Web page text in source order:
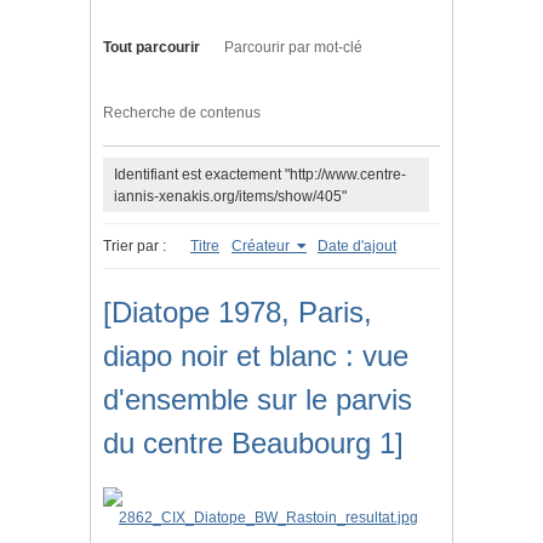
Tout parcourir Parcourir par mot-clé
Recherche de contenus
Identifiant est exactement "http://www.centre-
iannis-xenakis.org/items/show/405"
Trier par : Titre Créateur Date d'ajout
[Diatope 1978, Paris,
diapo noir et blanc : vue
d'ensemble sur le parvis
du centre Beaubourg 1]